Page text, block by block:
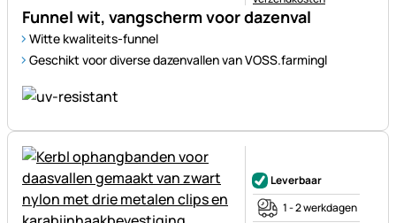
Funnel wit, vangscherm voor dazenval
Witte kwaliteits-funnel
Geschikt voor diverse dazenvallen van VOSS.farmingl
Leverbaar
1 - 2 werkdagen